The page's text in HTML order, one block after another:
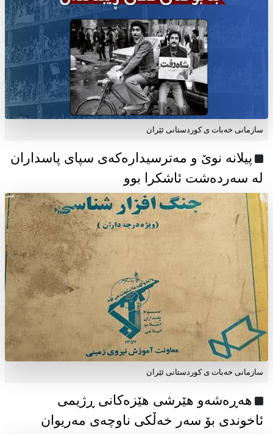
سازمانی خەبات ی كوردستانی ئێران
پیلانە نوێ و مەترسیدارەکەی سپای پاسداران
لە سەردەشت ئاشکرا بوو
سازمانی خەبات ی كوردستانی ئێران
هەڕەشەو هێرشی هێزەکانی ڕژیمی
ئاخوندی بۆ سەر خەڵکی ناوچەی مەریوان